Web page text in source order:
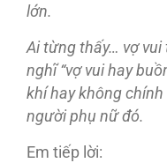
lớn.
Ai từng thấy… vợ vui
nghĩ “vợ vui hay
khí hay không
người phụ nữđó.
Em tiếp lời: